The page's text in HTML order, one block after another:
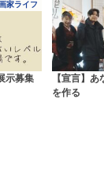
家ライフ
示募集
【宣言】
を作る